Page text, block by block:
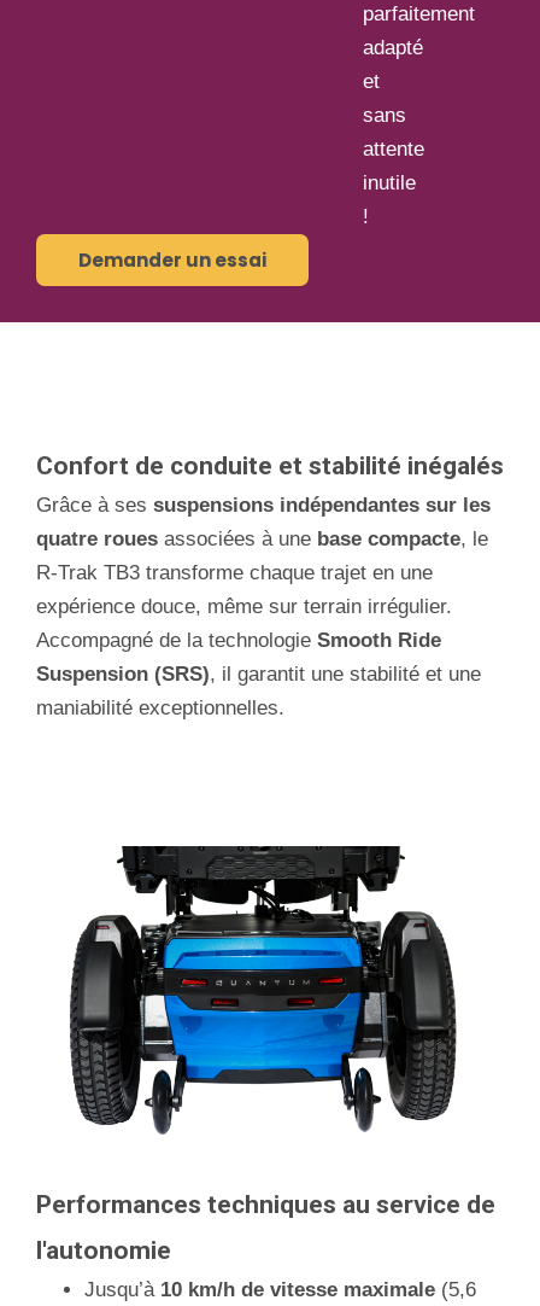
parfaitement
adapté
et
sans
attente
inutile
!
Demander un essai
Confort de conduite et stabilité inégalés
Grâce à ses suspensions indépendantes sur les
quatre roues associées à une base compacte, le
R-Trak TB3 transforme chaque trajet en une
expérience douce, même sur terrain irrégulier.
Accompagné de la technologie Smooth Ride
Suspension (SRS), il garantit une stabilité et une
maniabilité exceptionnelles.
Performances techniques au service de
l'autonomie
Jusqu’à10 km/h de vitesse maximale (5,6